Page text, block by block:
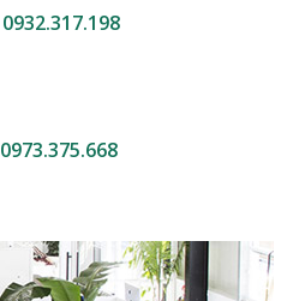
0932.317.198
0973.375.668